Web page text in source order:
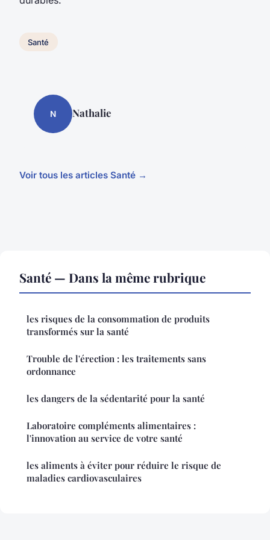
Santé
N Nathalie
Voir tous les articles Santé →
Santé — Dans la même rubrique
les risques de la consommation de produits
transformés sur la santé
Trouble de l'érection : les traitements sans
ordonnance
les dangers de la sédentarité pour la santé
Laboratoire compléments alimentaires :
l'innovation au service de votre santé
les aliments à éviter pour réduire le risque de
maladies cardiovasculaires